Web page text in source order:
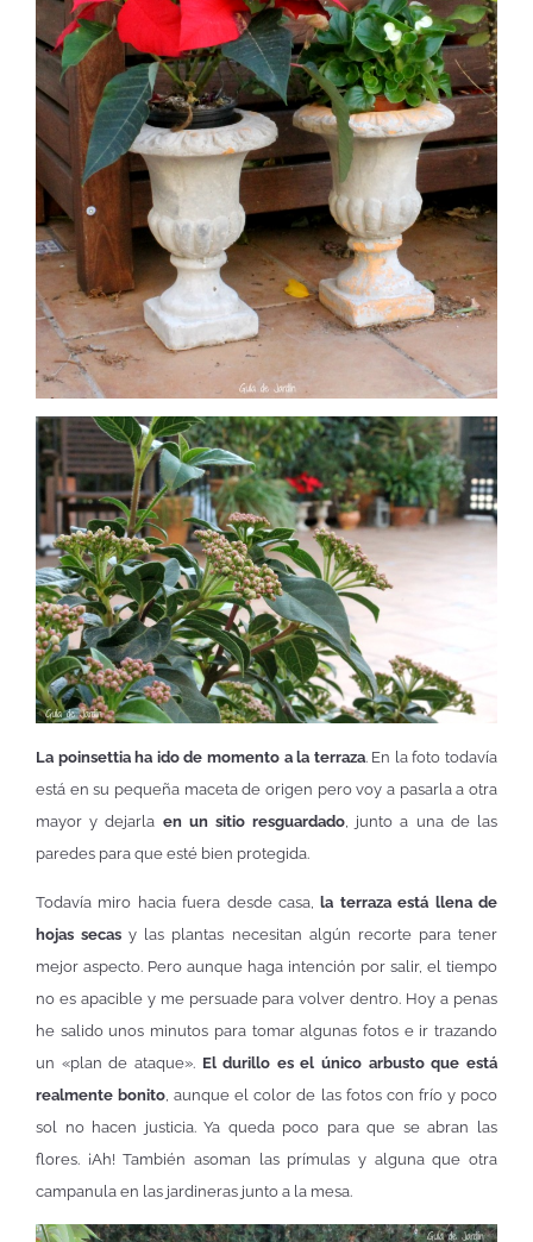
La poinsettia ha ido de momento a la terraza. En la foto todavía
está en su pequeña maceta de origen pero voy a pasarla a otra
mayor y dejarla en un sitio resguardado , junto a una de las
paredes para que esté bien protegida.
Todavía miro hacia fuera desde casa,la terraza está llena de
hojas secas y las plantas necesitan algún recorte para tener
mejor aspecto. Pero aunque haga intención por salir, el tiempo
no es apacible y me persuade para volver dentro. Hoy a penas
he salido unos minutos para tomar algunas fotos e ir trazando
un «plan de ataque». El durillo es el único arbusto que está
realmente bonito, aunque el color de las fotos con frío y poco
sol no hacen justicia. Ya queda poco para que se abran las
flores. ¡Ah! También asoman las prímulas y alguna que otra
campanula en las jardineras junto a la mesa.